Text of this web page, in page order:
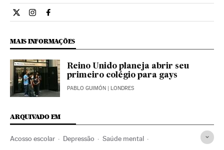
Ciencia El País Brasil en Twitter
Ciencia El País Brasil en Instagram
Ciencia El País Brasil en Facebook
MAIS INFORMAÇÕES
Reino Unido planeja abrir seu
primeiro colégio para gays
PABLO GUIMÓN | LONDRES
ARQUIVADO EM
Acosso escolar Depressão Saúde mental